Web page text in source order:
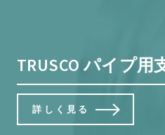
TRUSCO パイプ
詳しく見る